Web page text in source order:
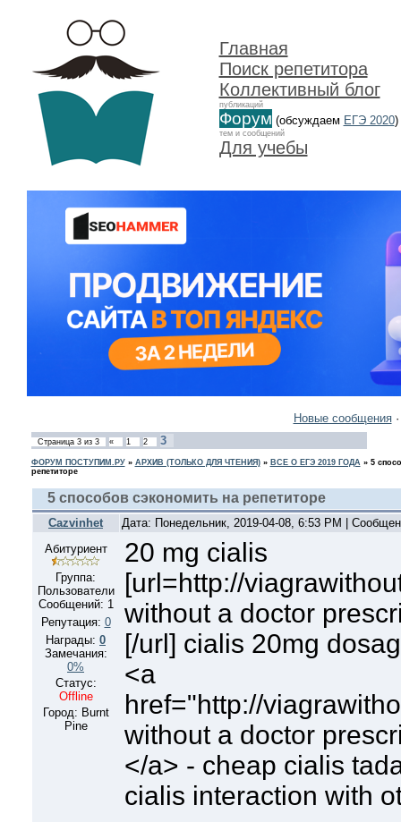
Главная
Поиск репетитора
Коллективный блог
публикаций
Форум (обсуждаем ЕГЭ 2020)
тем и сообщений
Для учебы
Новые сообщения
Страница 3из 3 « 1 2 3
ФОРУМ ПОСТУПИМ.РУ» АРХИВ (ТОЛЬКО ДЛЯ ЧТЕНИЯ)» ВСЕ О ЕГЭ 2019 ГОДА » 5
репетиторе
5 способов сэкономить на репетиторе
Cazvinhet
Дата: Понедельник, 2019-04-08, 6:53 PM |
Абитуриент
Группа:
Пользователи
Сообщений: 1
Репутация: 0
Награды: 0
Замечания:
0%
Статус:
Offline
Город: Burnt
Pine
20 mg cialis
[url=http://
without a doctor
[/url] cialis 20mg
<a
href="http://
without a doctor
</a> - cheap cialis
cialis interaction with